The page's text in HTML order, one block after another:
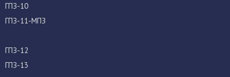
ГПЗ-10
ГПЗ-11-МПЗ
ГПЗ-12
ГПЗ-13